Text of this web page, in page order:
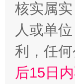
完善运行机
核实属
人或单
利，任
后15日